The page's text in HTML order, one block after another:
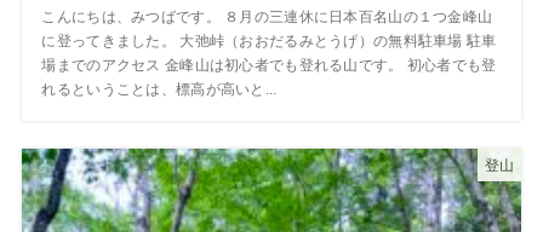
こんにちは、みつばです。 ８月の三連休に日本百名山の１つ金峰山
に登ってきました。 大弛峠（おおだるみとうげ）の無料駐車場 駐車
場までのアクセス 金峰山は初心者でも登れる山です。 初心者でも登
れるということは、標高が高いと...
登山